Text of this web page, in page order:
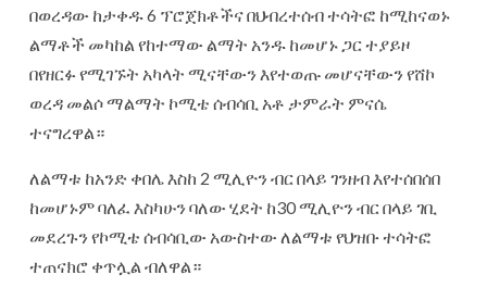
በወረዳው ከታቀዱ 6 ፕሮጀክቶችና በህብረተሰብ ተሳትፎ ከሚከናወኑ
ልማቶች መካከል የከተማው ልማት አንዱ ከመሆኑ ጋር ተያይዞ
በየዘርፉ የሚገኙት አካላት ሚናቸውን እየተወጡ መሆናቸውን የሸኮ
ወረዳ መልሶ ማልማት ኮሚቴ ሰብሳቢ አቶ ታምራት ምናሴ
ተናግረዋል።
ለልማቱ ከአንድ ቀበሌ እስከ 2 ሚሊዮን ብር በላይ ገንዘብ እየተሰበሰበ
ከመሆኑም ባለፈ እስካሁን ባለው ሂደት ከ30 ሚሊዮን ብር በላይ ገቢ
መደረጉን የኮሚቴ ሰብሳቢው አውስተው ለልማቱ የህዝቡ ተሳትፎ
ተጠናክሮ ቀጥሏል ብለዋል።